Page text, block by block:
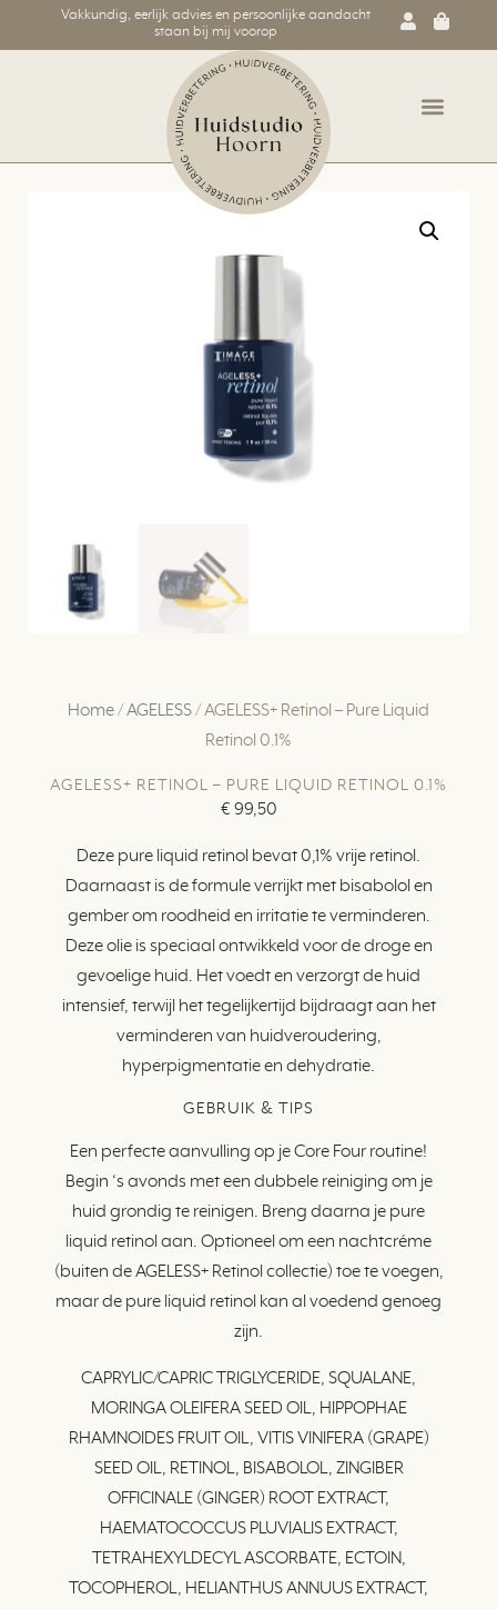
Vakkundig, eerlijk advies en persoonlijke aandacht
staan bij mij voorop
Home/AGELESS/ AGELESS+ Retinol – Pure Liquid
Retinol 0.1%
AGELESS+ RETINOL – PURE LIQUID RETINOL 0.1%
€ 99,50
Deze pure liquid retinol bevat 0,1% vrije retinol.
Daarnaast is de formule verrijkt met bisabolol en
gember om roodheid en irritatie te verminderen.
Deze olie is speciaal ontwikkeld voor de droge en
gevoelige huid. Het voedt en verzorgt de huid
intensief, terwijl het tegelijkertijd bijdraagt aan het
verminderen van huidveroudering,
hyperpigmentatie en dehydratie.
GEBRUIK & TIPS
Een perfecte aanvulling op je Core Four routine!
Begin ‘s avonds met een dubbele reiniging om je
huid grondig te reinigen. Breng daarna je pure
liquid retinol aan. Optioneel om een nachtcréme
(buiten de AGELESS+ Retinol collectie) toe te voegen,
maar de pure liquid retinol kan al voedend genoeg
zijn.
CAPRYLIC/CAPRIC TRIGLYCERIDE, SQUALANE,
MORINGA OLEIFERA SEED OIL, HIPPOPHAE
RHAMNOIDES FRUIT OIL, VITIS VINIFERA (GRAPE)
SEED OIL, RETINOL, BISABOLOL, ZINGIBER
OFFICINALE (GINGER) ROOT EXTRACT,
HAEMATOCOCCUS PLUVIALIS EXTRACT,
TETRAHEXYLDECYL ASCORBATE, ECTOIN,
TOCOPHEROL, HELIANTHUS ANNUUS EXTRACT,